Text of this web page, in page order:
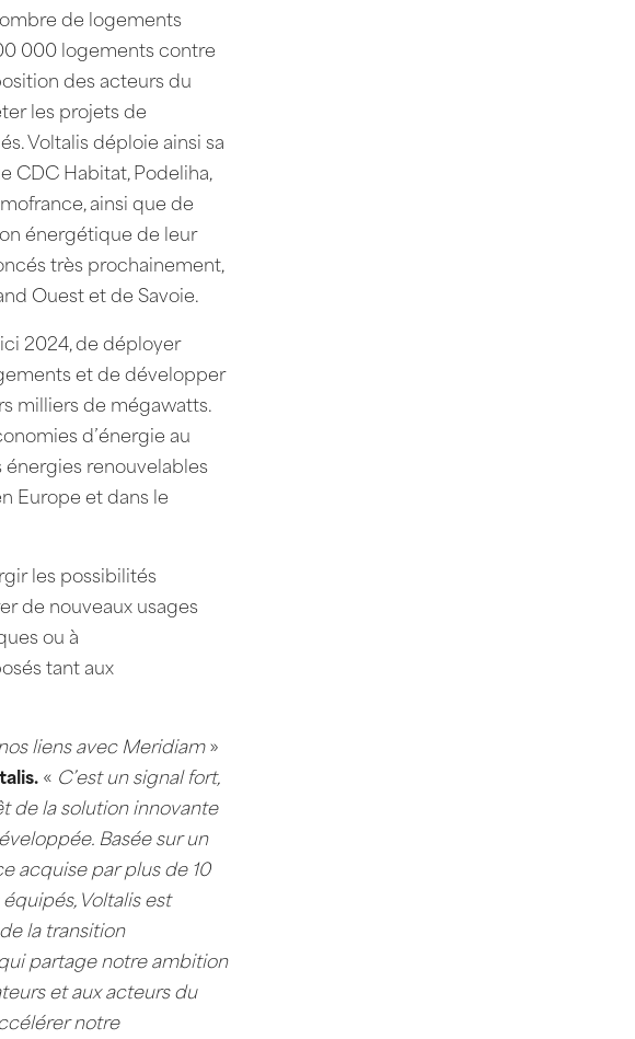
de logements
000 logements contre
des acteurs du
les projets de
Voltalis déploie ainsi sa
CDC Habitat, Podeliha,
ainsi que de
énergétique de leur
très prochainement,
Ouest et de Savoie.
2024, de déployer
et de développer
milliers de mégawatts.
d’énergie au
renouvelables
Europe et dans le
les possibilités
de nouveaux usages
ou à
tant aux
liens avec Meridiam»
« C’est un signal fort,
de la solution innovante
Basée sur un
acquise par plus de 10
Voltalis est
la transition
partage notre ambition
et aux acteurs du
notre